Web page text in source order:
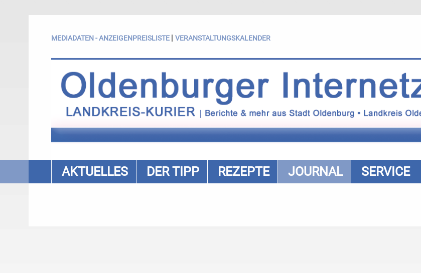
MEDIADATEN - ANZEIGENPREISLISTE | VERANSTALTUNGSKALENDER
AKTUELLES DER TIPP REZEPTE JOURNAL SERVICE